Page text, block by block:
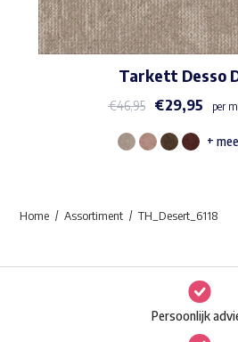
Tarkett Desso
€46,95 €29,95 per
Dit
Deze
optie
kan
+
Home Assortiment TH_Desert_6118
Persoonlijk